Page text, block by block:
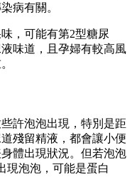
病有關。
，可能有第2型糖尿
味道，且孕婦有較高風
許泡泡出現，特別是距
殘留精液，都會讓小便
體出現狀況。但若泡泡
現泡泡，可能是蛋白